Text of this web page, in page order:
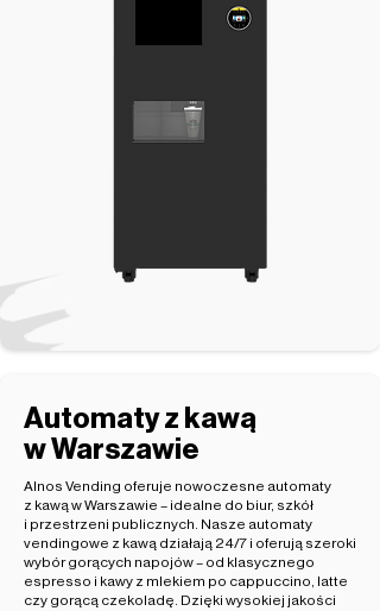
Automaty z kawą
w Warszawie
Alnos Vending oferuje nowoczesne automaty
z kawą w Warszawie – idealne do biur, szkół
i przestrzeni publicznych. Nasze automaty
vendingowe z kawą działają 24/7 i oferują szeroki
wybór gorących napojów – od klasycznego
espresso i kawy z mlekiem po cappuccino, latte
czy gorącą czekoladę. Dzięki wysokiej jakości